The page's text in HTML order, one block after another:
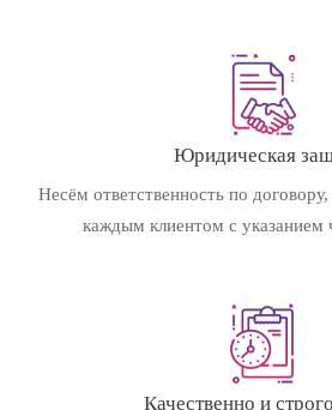
Юридическая
Несём ответственность по
каждым клиентом с указанием
Качественно и